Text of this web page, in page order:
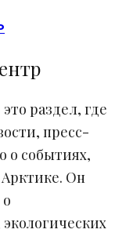
раздел, где
пресс-
о событиях,
Он